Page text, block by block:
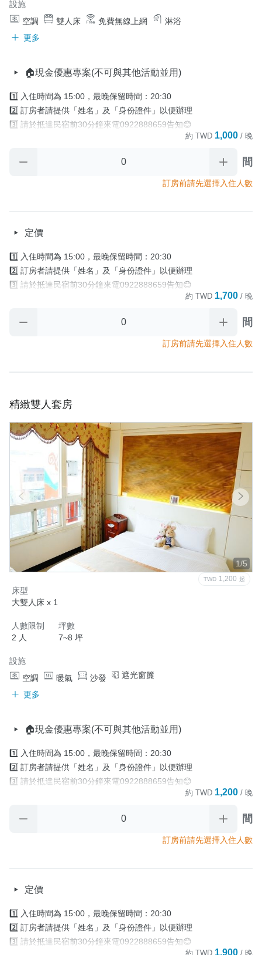
設施
空調
雙人床 免費無線上網
淋浴
更多
🏠現金優惠專案(不可與其他活動並用)
1️⃣ 入住時間為 15:00，最晚保留時間：20:30
2️⃣ 訂房者請提供「姓名」及「身份證件」以便辦理
3️⃣ 請於抵達民宿前30分鐘來電0922888659告知😊
     若退房沒繳回，民宿將對訂房人酌收補卡費400元
4️⃣早餐資訊：全房型無供早餐
5️⃣寄放行李：需提早1天通知寄放時間
      入住當天/早上10:30後可寄放
約 TWD 1,000 / 晚
間
訂房前請先選擇入住人數
定價
1️⃣ 入住時間為 15:00，最晚保留時間：20:30
2️⃣ 訂房者請提供「姓名」及「身份證件」以便辦理
3️⃣ 請於抵達民宿前30分鐘來電0922888659告知😊
     若退房沒繳回，民宿將對訂房人酌收補卡費400元
4️⃣早餐資訊：全房型無供早餐
5️⃣寄放行李：需提早1天通知寄放時間
      入住當天/早上10:30後可寄放
      退房當天/晚上18:00前取行李
取消政策
約 TWD 1,700 / 晚
間
訂房前請先選擇入住人數
精緻雙人套房
1/5
TWD 1,200 起
床型
大雙人床 x 1
人數限制
2 人
坪數
7~8 坪
設施
空調
暖氣 沙發 遮光窗簾
更多
🏠現金優惠專案(不可與其他活動並用)
1️⃣ 入住時間為 15:00，最晚保留時間：20:30
2️⃣ 訂房者請提供「姓名」及「身份證件」以便辦理
3️⃣ 請於抵達民宿前30分鐘來電0922888659告知😊
     若退房沒繳回，民宿將對訂房人酌收補卡費400元
4️⃣早餐資訊：全房型無供早餐
5️⃣寄放行李：需提早1天通知寄放時間
      入住當天/早上10:30後可寄放
約 TWD 1,200 / 晚
間
訂房前請先選擇入住人數
定價
1️⃣ 入住時間為 15:00，最晚保留時間：20:30
2️⃣ 訂房者請提供「姓名」及「身份證件」以便辦理
3️⃣ 請於抵達民宿前30分鐘來電0922888659告知😊
約 TWD 1,900 / 晚